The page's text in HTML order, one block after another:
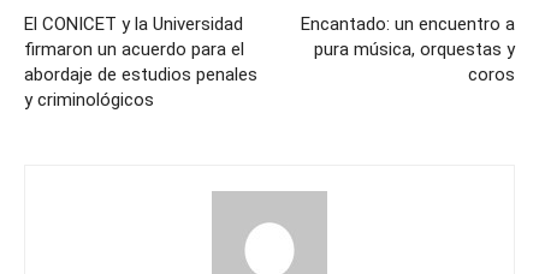
El CONICET y la Universidad
firmaron un acuerdo para el
abordaje de estudios penales
y criminológicos
Encantado: un encuentro a
pura música, orquestas y
coros